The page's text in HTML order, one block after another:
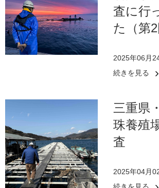
査に行
た（第2
2025年06月
続きを見る
三重県
珠養殖
査
2025年04月